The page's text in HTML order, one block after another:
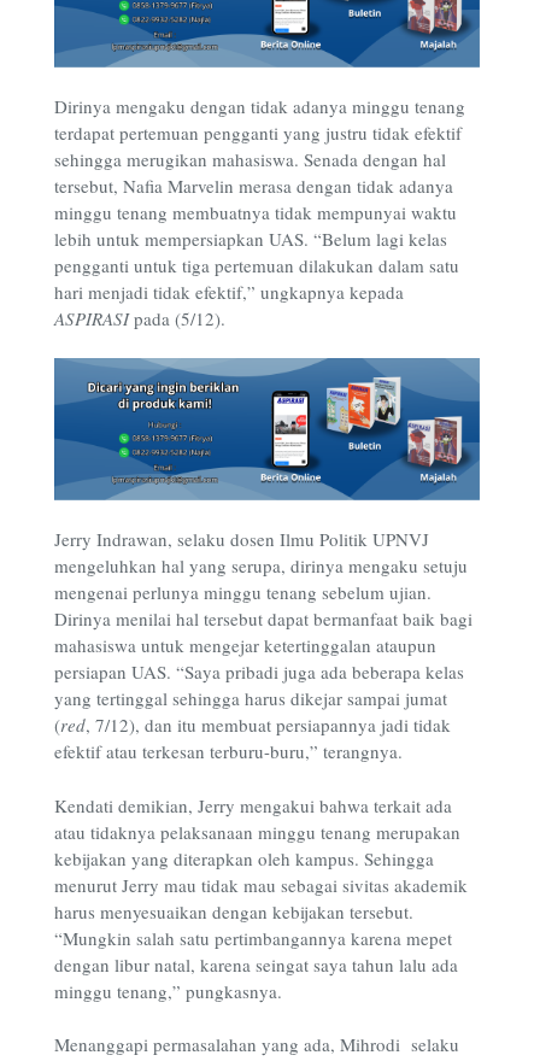
Dirinya mengaku dengan tidak adanya minggu tenang
terdapat pertemuan pengganti yang justru tidak efektif
sehingga merugikan mahasiswa. Senada dengan hal
tersebut, Nafia Marvelin merasa dengan tidak adanya
minggu tenang membuatnya tidak mempunyai waktu
lebih untuk mempersiapkan UAS. “Belum lagi kelas
pengganti untuk tiga pertemuan dilakukan dalam satu
hari menjadi tidak efektif,” ungkapnya kepada
ASPIRASIpada (5/12).
Jerry Indrawan, selaku dosen Ilmu Politik UPNVJ
mengeluhkan hal yang serupa, dirinya mengaku setuju
mengenai perlunya minggu tenang sebelum ujian.
Dirinya menilai hal tersebut dapat bermanfaat baik bagi
mahasiswa untuk mengejar ketertinggalan ataupun
persiapan UAS. “Saya pribadi juga ada beberapa kelas
yang tertinggal sehingga harus dikejar sampai jumat
(red, 7/12), dan itu membuat persiapannya jadi tidak
efektif atau terkesan terburu-buru,” terangnya.
Kendati demikian, Jerry mengakui bahwa terkait ada
atau tidaknya pelaksanaan minggu tenang merupakan
kebijakan yang diterapkan oleh kampus. Sehingga
menurut Jerry mau tidak mau sebagai sivitas akademik
harus menyesuaikan dengan kebijakan tersebut.
“Mungkin salah satu pertimbangannya karena mepet
dengan libur natal, karena seingat saya tahun lalu ada
minggu tenang,” pungkasnya.
Menanggapi permasalahan yang ada, Mihrodi selaku